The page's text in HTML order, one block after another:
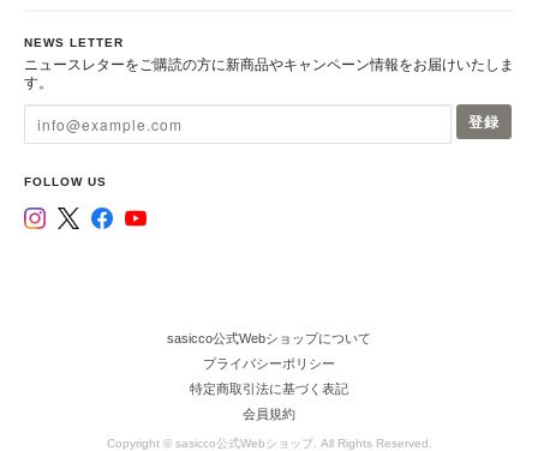
NEWS LETTER
ニュースレターをご購読の方に新商品やキャンペーン情報をお届けいたしま
す。
登録
FOLLOW US
sasicco公式Webショップについて
プライバシーポリシー
特定商取引法に基づく表記
会員規約
Copyright © sasicco公式Webショップ. All Rights Reserved.